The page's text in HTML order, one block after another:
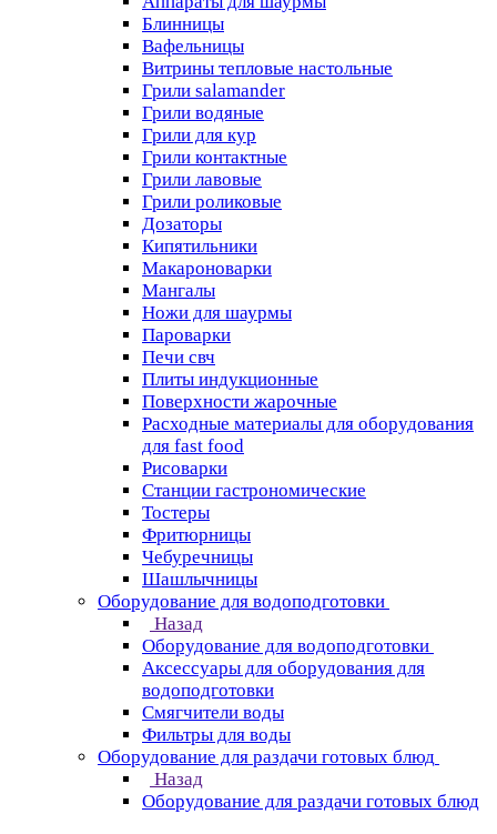
Блинницы
Вафельницы
Витрины тепловые настольные
Грили salamander
Грили водяные
Грили для кур
Грили контактные
Грили лавовые
Грили роликовые
Дозаторы
Кипятильники
Макароноварки
Мангалы
Ножи для шаурмы
Пароварки
Печи свч
Плиты индукционные
Поверхности жарочные
Расходные материалы для оборудования
для fast food
Рисоварки
Станции гастрономические
Тостеры
Фритюрницы
Чебуречницы
Шашлычницы
Оборудование для водоподготовки
Назад
Оборудование для водоподготовки
Аксессуары для оборудования для
водоподготовки
Смягчители воды
Фильтры для воды
Оборудование для раздачи готовых блюд
Назад
Оборудование для раздачи готовых блюд